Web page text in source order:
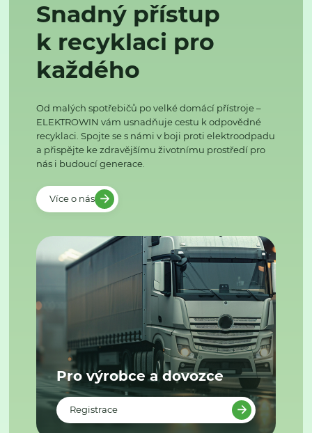
Snadný přístup
k recyklaci pro
každého
Od malých spotřebičů po velké domácí přístroje –
ELEKTROWIN vám usnadňuje cestu k odpovědné
recyklaci. Spojte se s námi v boji proti elektroodpadu
a přispějte ke zdravějšímu životnímu prostředí pro
nás i budoucí generace.
Více o nás
Pro výrobce a dovozce
Registrace